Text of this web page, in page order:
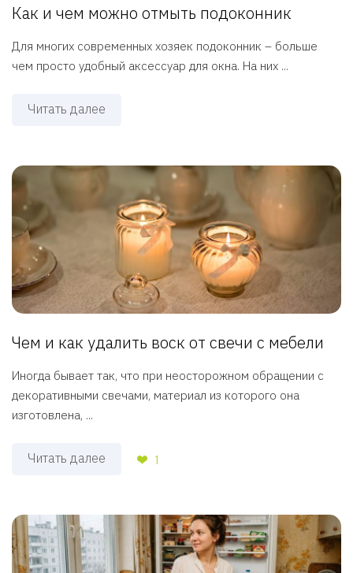
Как и чем можно отмыть подоконник
Для многих современных хозяек подоконник – больше
чем просто удобный аксессуар для окна. На них ...
Читать далее
Чем и как удалить воск от свечи с мебели
Иногда бывает так, что при неосторожном обращении с
декоративными свечами, материал из которого она
изготовлена, ...
Читать далее 1